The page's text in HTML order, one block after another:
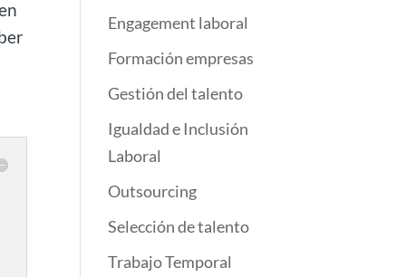
Engagement laboral
Formación empresas
Gestión del talento
Igualdad e Inclusión
Laboral
Outsourcing
Selección de talento
Trabajo Temporal